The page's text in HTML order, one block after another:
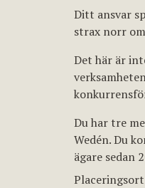
Ditt ansvar
strax norr
Det här är
Du har tre
Wedén. Du
ägare sedan